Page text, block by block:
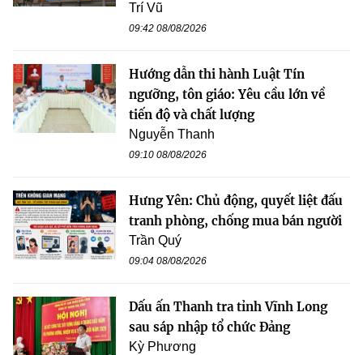
Trí Vũ
09:42 08/08/2026
Hướng dẫn thi hành Luật Tín
ngưỡng, tôn giáo: Yêu cầu lớn về
tiến độ và chất lượng
Nguyễn Thanh
09:10 08/08/2026
Hưng Yên: Chủ động, quyết liệt đấu
tranh phòng, chống mua bán người
Trần Quý
09:04 08/08/2026
Dấu ấn Thanh tra tỉnh Vĩnh Long
sau sáp nhập tổ chức Đảng
Kỳ Phương